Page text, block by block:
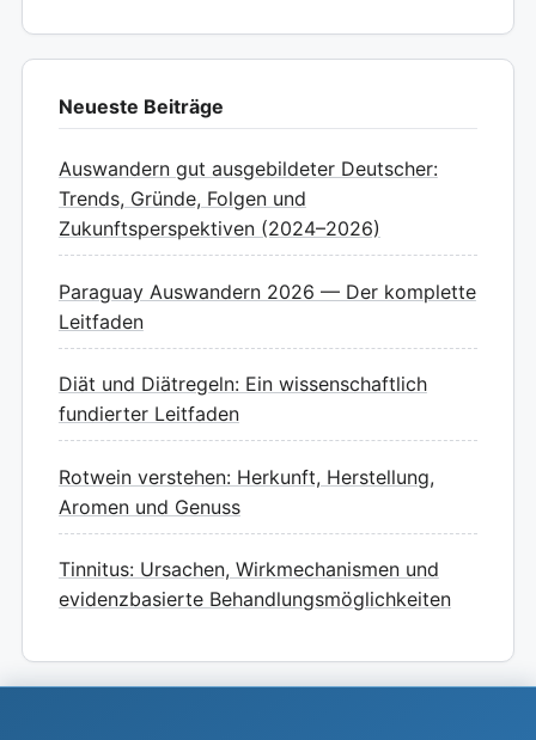
Neueste Beiträge
Auswandern gut ausgebildeter Deutscher:
Trends, Gründe, Folgen und
Zukunftsperspektiven (2024–2026)
Paraguay Auswandern 2026 — Der komplette
Leitfaden
Diät und Diätregeln: Ein wissenschaftlich
fundierter Leitfaden
Rotwein verstehen: Herkunft, Herstellung,
Aromen und Genuss
Tinnitus: Ursachen, Wirkmechanismen und
evidenzbasierte Behandlungsmöglichkeiten